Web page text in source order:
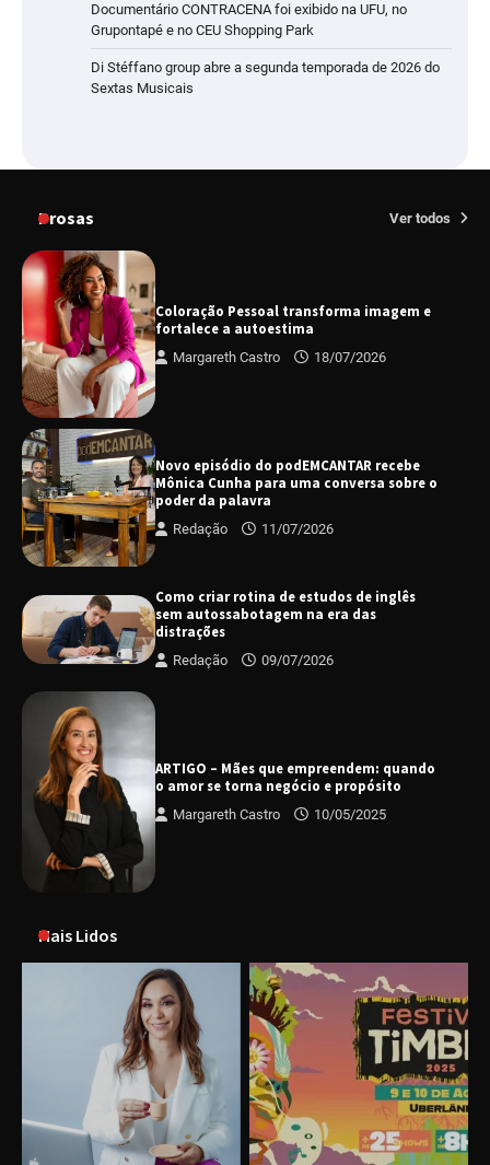
Documentário CONTRACENA foi exibido na UFU, no
Grupontapé e no CEU Shopping Park
Di Stéffano group abre a segunda temporada de 2026 do
Sextas Musicais
Prosas Ver todos
Coloração Pessoal transforma imagem e
fortalece a autoestima
Margareth Castro 18/07/2026
Novo episódio do podEMCANTAR recebe
Mônica Cunha para uma conversa sobre o
poder da palavra
Redação 11/07/2026
Como criar rotina de estudos de inglês
sem autossabotagem na era das
distrações
Redação 09/07/2026
ARTIGO – Mães que empreendem: quando
o amor se torna negócio e propósito
Margareth Castro 10/05/2025
Mais Lidos